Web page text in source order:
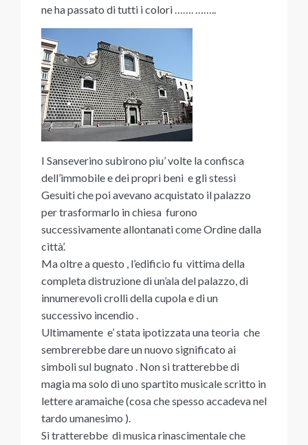
ne ha passato di tutti i colori ……. ……..
I Sanseverino subirono piu’ volte la confisca
dell’immobile e dei propri beni e gli stessi
Gesuiti che poi avevano acquistato il palazzo
per trasformarlo in chiesa furono
successivamente allontanati come Ordine dalla
città’.
Ma oltre a questo , l’edificio fu vittima della
completa distruzione di un’ala del palazzo, di
innumerevoli crolli della cupola e di un
successivo incendio .
Ultimamente e’ stata ipotizzata una teoria che
sembrerebbe dare un nuovo significato ai
simboli sul bugnato . Non si tratterebbe di
magia ma solo di uno spartito musicale scritto in
lettere aramaiche (cosa che spesso accadeva nel
tardo umanesimo ).
Si tratterebbe di musica rinascimentale che